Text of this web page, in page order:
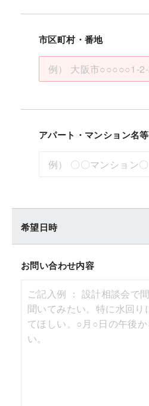
市区町村・番地
アパート・マンション名等
希望日時
お問い合わせ内容